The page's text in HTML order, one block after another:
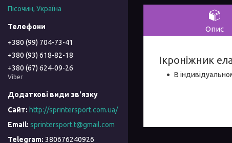
Опис
Ікроніжник
В
Пісочин, Україна
+380 (99) 704-73-41
+380 (93) 618-82-18
+380 (67) 624-09-26
Viber
http://sprintersport.com.ua/
sprintersport.t@gmail.com
380676240926